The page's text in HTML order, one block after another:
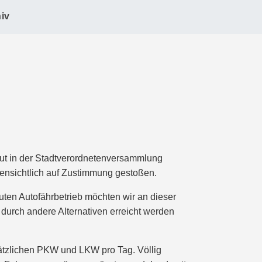
in der Stadtverordnetenversammlung
auf Zustimmung gestoßen.
Autofährbetrieb möchten wir an dieser
andere Alternativen erreicht werden
PKW und LKW pro Tag. Völlig